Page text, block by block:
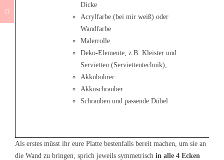
Dicke
Acrylfarbe (bei mir weiß) oder
Wandfarbe
Malerrolle
Deko-Elemente, z.B. Kleister und
Servietten (Serviettentechnik),…
Akkubohrer
Akkuschrauber
Schrauben und passende Dübel
Als erstes müsst ihr eure Platte bestenfalls bereit machen, um sie an
die Wand zu bringen, sprich jeweils symmetrisch in alle 4 Ecken